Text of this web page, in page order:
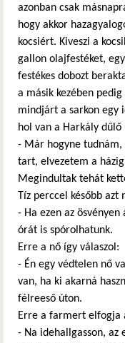
azonban csak
hogy akkor
kocsiért. Kiveszi a
gallon olajfestéket,
festékes dobozt
a másik kezében
mindjárt a sarkon egy
hol van a Harkály dűlő
- Már hogyne
tart, elvezetem a
Megindultak tehát
Tíz perccel később
- Ha ezen az
órát is spórolhatunk.
Erre a nő így válaszol:
- Én egy védtelen nő
van, ha ki akarná
félreeső úton.
Erre a farmert elfogja
- Na idehallgasson, az